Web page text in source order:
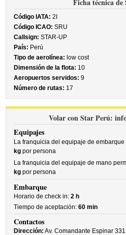
Ficha técnica de
Código IATA: 2I
Código ICAO: SRU
Callsign: STAR-UP
País: Perú
Tipo de aerolínea: low cost
Dimensión de la flota: 10
Aeropuertos servidos: 9
Número de rutas: 17
Volar con Star Perú:
Equipajes
La franquicia del equipaje de
kg por persona
La franquicia del equipaje de mano
kg por persona
Embarque
Horario de check in:2 h
Tiempo de aceptación:60 min
Contactos
Dirección: Av. Comandante Espinar